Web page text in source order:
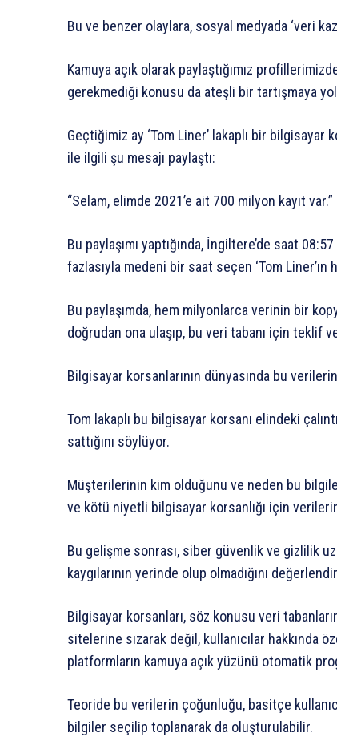
Bu ve benzer olaylara, sosyal medyada ‘veri
Kamuya açık olarak paylaştığımız
gerekmediği konusu da ateşli bir tartışmaya yol
Geçtiğimiz ay ‘Tom Liner’ lakaplı bir bilgisayar
ile ilgili şu mesajı paylaştı:
“Selam, elimde 2021’e ait 700 milyon kayıt var.”
Bu paylaşımı yaptığında, İngiltere’de saat
fazlasıyla medeni bir saat seçen ‘Tom
Bu paylaşımda, hem milyonlarca verinin bir
doğrudan ona ulaşıp, bu veri tabanı için teklif
Bilgisayar korsanlarının dünyasında bu
Tom lakaplı bu bilgisayar korsanı elindeki
sattığını söylüyor.
Müşterilerinin kim olduğunu ve neden bu
ve kötü niyetli bilgisayar korsanlığı için
Bu gelişme sonrası, siber güvenlik ve gizlilik
kaygılarının yerinde olup olmadığını
Bilgisayar korsanları, söz konusu veri
sitelerine sızarak değil, kullanıcılar hakkında
platformların kamuya açık yüzünü otomatik
Teoride bu verilerin çoğunluğu, basitçe
bilgiler seçilip toplanarak da oluşturulabilir.